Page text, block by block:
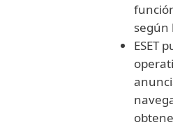
según
ESET